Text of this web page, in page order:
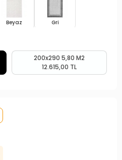
Beyaz Gri
Sarı
200x290 5,80 M2
12.615,00 TL